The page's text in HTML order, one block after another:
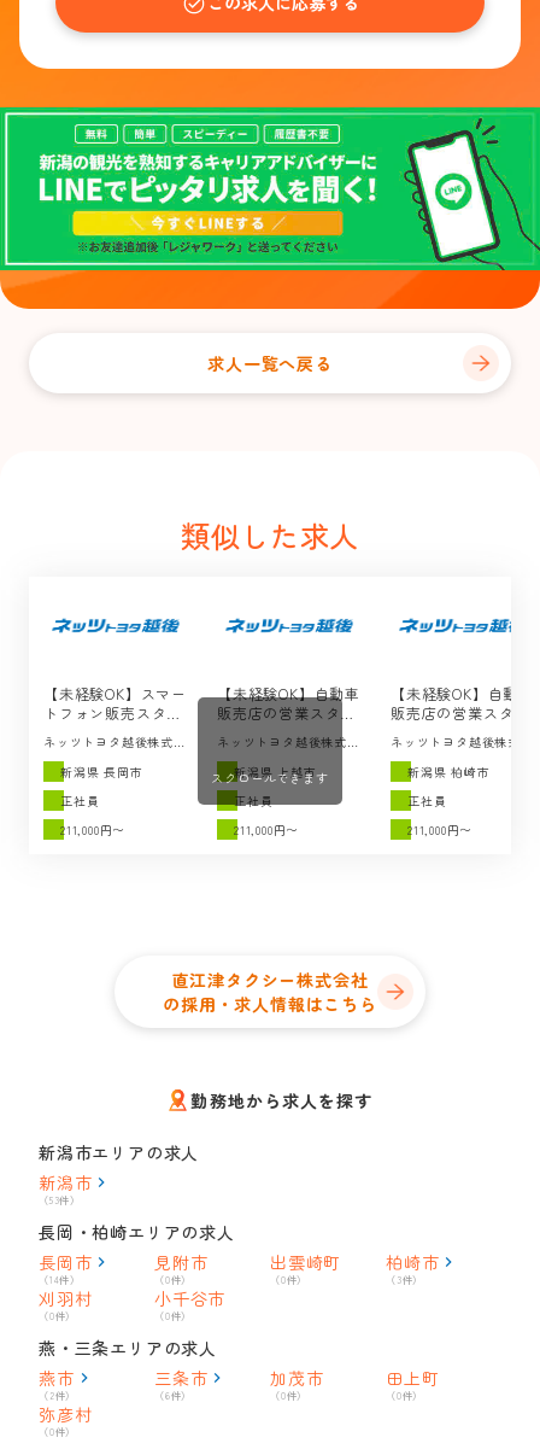
求人一覧へ戻る
類似した求人
【未経験OK】スマー
トフォン販売スタッ
フの求人 / ネッツト
ヨタ越後（長岡市）
ネッツトヨタ越後株式会
杜
新潟県 長岡市
正社員
211,000円〜
【未経験OK】自動車
販売店の営業スタッ
ヨタ越後（上越市）
ネッツトヨタ越後株式会
杜
新潟県 上越市
正社員
211,000円〜
【未経験OK】自動車
販売店の営業スタッ
フの求人 / ネッツト
ヨタ越後（柏崎市）
ネッツトヨタ越後株式会
杜
新潟県 柏崎市
正社員
211,000円〜
スクロールできます
直江津タクシー株式会社
の採用・求人情報はこちら
勤務地から求人を探す
新潟市エリアの求人
新潟市
（53件）
長岡・柏崎エリアの求人
長岡市
（14件）
見附市
（0件）
出雲崎町
（0件）
柏崎市
（3件）
刈羽村
（0件）
小千谷市
（0件）
燕・三条エリアの求人
燕市
（2件）
三条市
（6件）
加茂市
（0件）
田上町
（0件）
弥彦村
（0件）